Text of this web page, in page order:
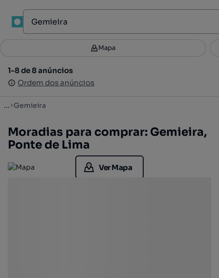
Filtros 2
1-8 de 8 anúncios
Ordem dos anúncios
Mapa
1-8 de 8 anúncios
Ordem dos anúncios
... Gemieira
Moradias para comprar: Gemieira,
Ponte de Lima
Ver Mapa